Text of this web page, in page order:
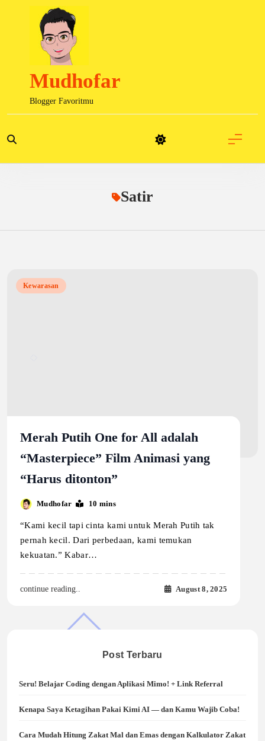
Mudhofar
Blogger Favoritmu
Satir
Kewarasan
Merah Putih One for All adalah
“Masterpiece” Film Animasi yang
“Harus ditonton”
Mudhofar 10 mins
“Kami kecil tapi cinta kami untuk Merah Putih tak
pernah kecil. Dari perbedaan, kami temukan
kekuatan.” Kabar…
continue reading.. August 8, 2025
Post Terbaru
Seru! Belajar Coding dengan Aplikasi Mimo! + Link Referral
Kenapa Saya Ketagihan Pakai Kimi AI — dan Kamu Wajib Coba!
Cara Mudah Hitung Zakat Mal dan Emas dengan Kalkulator Zakat